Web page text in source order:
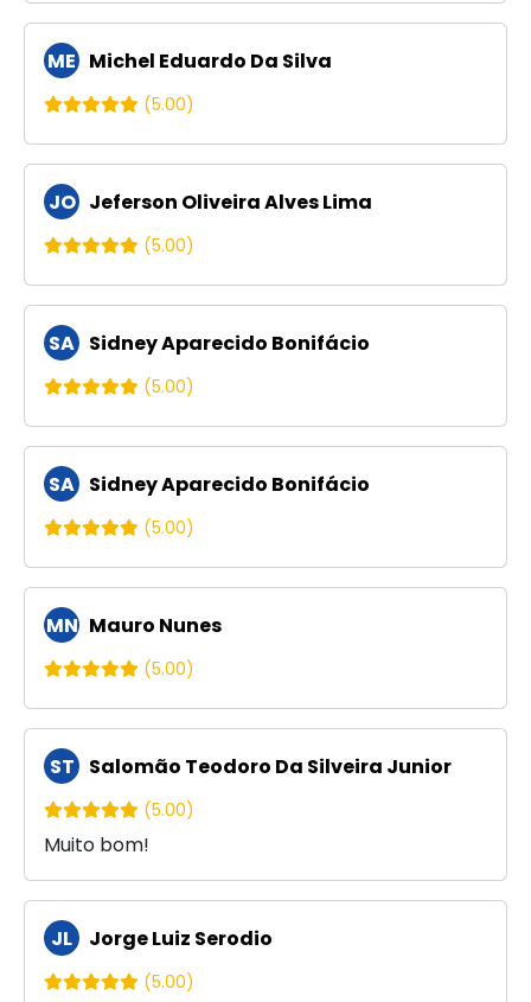
ME Michel Eduardo Da Silva
(5.00)
JO Jeferson Oliveira Alves Lima
(5.00)
SA Sidney Aparecido Bonifácio
(5.00)
SA Sidney Aparecido Bonifácio
(5.00)
MN Mauro Nunes
(5.00)
ST Salomão Teodoro Da Silveira Junior
(5.00)
Muito bom!
JL Jorge Luiz Serodio
(5.00)